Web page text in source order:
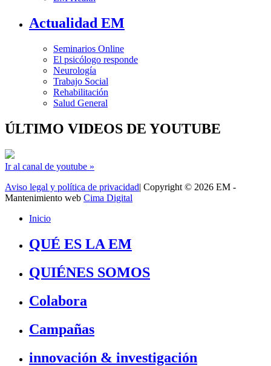
Actualidad EM
Seminarios Online
El psicólogo responde
Neurología
Trabajo Social
Rehabilitación
Salud General
ÚLTIMO VIDEOS DE YOUTUBE
Ir al canal de youtube »
Aviso legal y política de privacidad| Copyright © 2026 EM -
Mantenimiento web Cima Digital
Inicio
QUÉ ES LA EM
QUIÉNES SOMOS
Colabora
Campañas
innovación & investigación